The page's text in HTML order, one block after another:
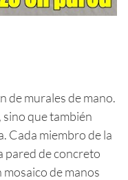
de murales de mano.
sino que también
Cada miembro de la
pared de concreto
de manos